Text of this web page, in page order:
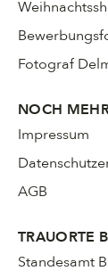
Fotograf
NOCH
Impressum
AGB
TRAUORTE
Standesamt